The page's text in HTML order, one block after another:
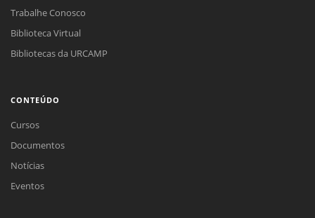
Trabalhe Conosco
Biblioteca Virtual
Bibliotecas da URCAMP
CONTEÚDO
Cursos
Documentos
Notícias
Eventos